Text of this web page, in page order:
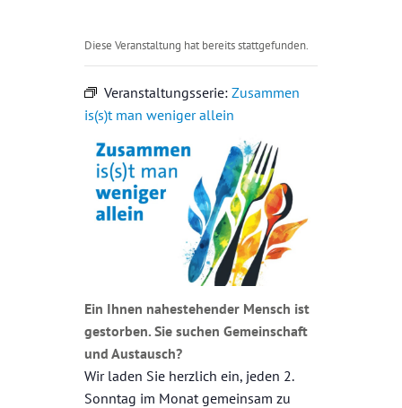
Diese Veranstaltung hat bereits stattgefunden.
Veranstaltungsserie: Zusammen
is(s)t man weniger allein
Ein Ihnen nahestehender Mensch ist
gestorben. Sie suchen Gemeinschaft
und Austausch?
Wir laden Sie herzlich ein, jeden 2.
Sonntag im Monat gemeinsam zu